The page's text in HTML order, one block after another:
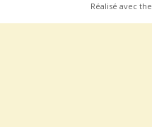
Réalisé avec the